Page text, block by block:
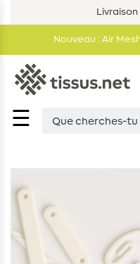
Nouveau : Air
☰